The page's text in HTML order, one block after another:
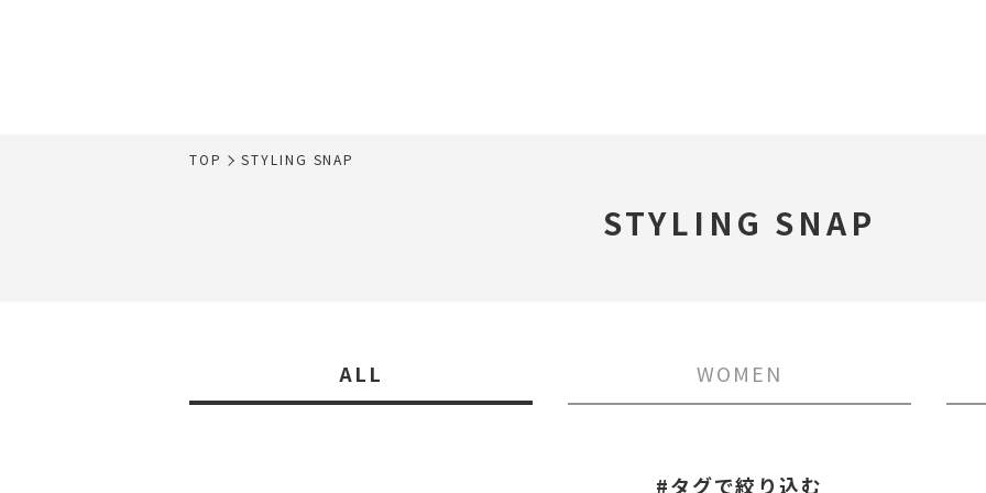
TOP STYLING SNAP
STYLING SNAP
ALL WOMEN
#タグで絞り込む